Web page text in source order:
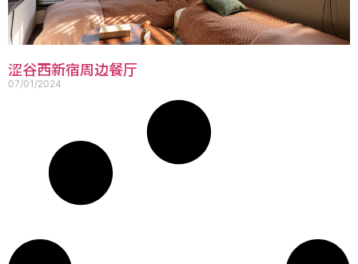
涩谷西新宿周边餐厅
07/01/2024